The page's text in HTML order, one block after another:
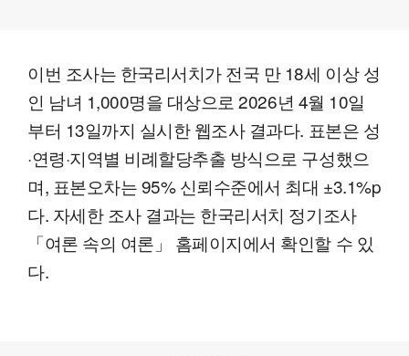
이번 조사는 한국리서치가 전국 만 18세 이상 성
인 남녀 1,000명을 대상으로 2026년 4월 10일
부터 13일까지 실시한 웹조사 결과다. 표본은 성
·연령·지역별 비례할당추출 방식으로 구성했으
며, 표본오차는 95% 신뢰수준에서 최대 ±3.1%p
다. 자세한 조사 결과는 한국리서치 정기조사
「여론 속의 여론」 홈페이지에서 확인할 수 있
다.